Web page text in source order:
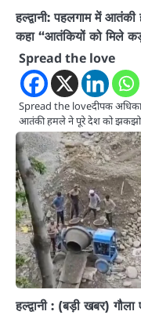
हल्द्वानी: पहलगाम में
कहा “आतंकियों को मिले
Spread the love
Spread the loveदीपक
आतंकी हमले ने पूरे देश को
हल्द्वानी : (बड़ी खबर) गौला